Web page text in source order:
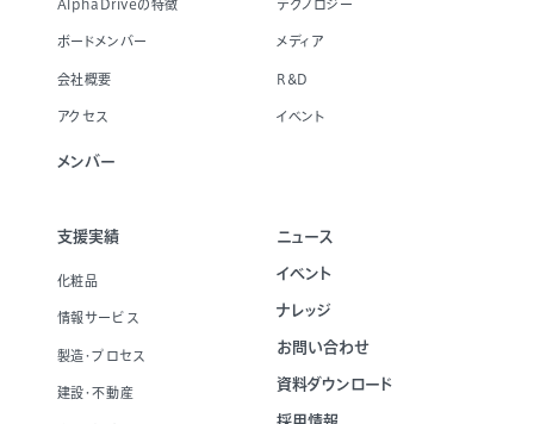
AlphaDriveの特徴
ボードメンバー
会社概要
アクセス
メンバー
テクノロジー
メディア
R&D
イベント
支援実績
化粧品
情報サービス
製造・プロセス
建設・不動産
ニュース
イベント
ナレッジ
お問い合わせ
資料ダウンロード